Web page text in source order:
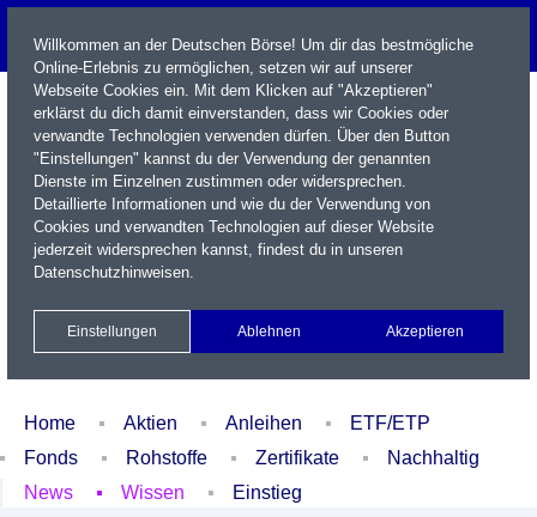
Name / WKN / ISIN / Kürzel
Xetra Realtime
Watchlist Portfolio Login
Home Aktien Anleihen
ETF/ETP
Fonds
Rohstoffe Zertifikate
Nachhaltig
News
Wissen Einstieg
Willkommen an der Deutschen Börse! Um dir das bestmögliche
Online-Erlebnis zu ermöglichen, setzen wir auf unserer
Webseite Cookies ein. Mit dem Klicken auf "Akzeptieren"
erklärst du dich damit einverstanden, dass wir Cookies oder
verwandte Technologien verwenden dürfen. Über den Button
"Einstellungen" kannst du der Verwendung der genannten
Dienste im Einzelnen zustimmen oder widersprechen.
Detaillierte Informationen und wie du der Verwendung von
Cookies und verwandten Technologien auf dieser Website
jederzeit widersprechen kannst, findest du in unseren
Datenschutzhinweisen.
Einstellungen Ablehnen Akzeptieren